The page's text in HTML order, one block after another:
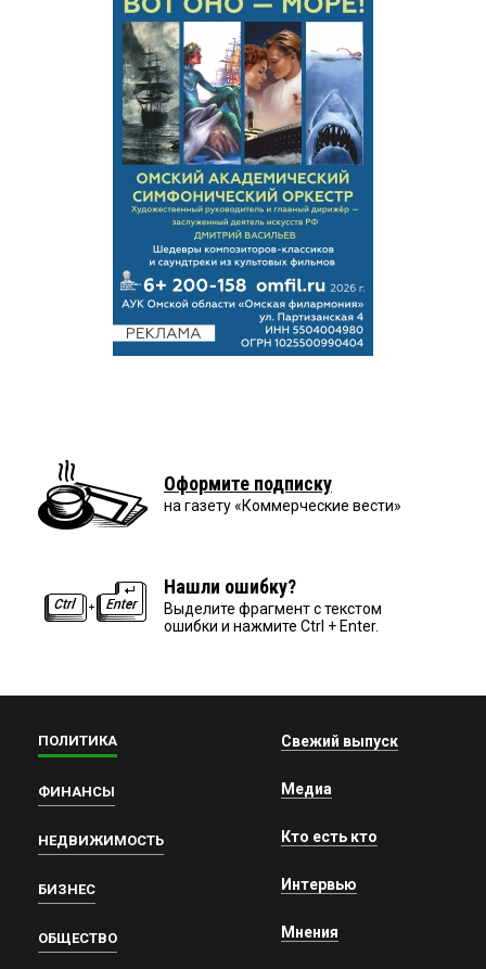
Оформите подписку
на газету «Коммерческие вести»
Нашли ошибку?
Выделите фрагмент с текстом
ошибки и нажмите Ctrl + Enter.
ПОЛИТИКА
ФИНАНСЫ
НЕДВИЖИМОСТЬ
БИЗНЕС
ОБЩЕСТВО
Свежий выпуск
Медиа
Кто есть кто
Интервью
Мнения